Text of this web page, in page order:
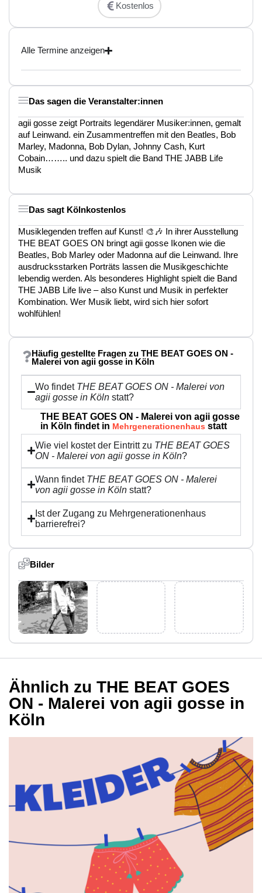
Kostenlos
Alle Termine anzeigen
Das sagen die Veranstalter:innen
agii gosse zeigt Portraits legendärer Musiker:innen, gemalt
auf Leinwand. ein Zusammentreffen mit den Beatles, Bob
Marley, Madonna, Bob Dylan, Johnny Cash, Kurt
Cobain…….. und dazu spielt die Band THE JABB Life
Musik
Das sagt Kölnkostenlos
Musiklegenden treffen auf Kunst! 🎨🎶 In ihrer Ausstellung
THE BEAT GOES ON bringt agii gosse Ikonen wie die
Beatles, Bob Marley oder Madonna auf die Leinwand. Ihre
ausdrucksstarken Porträts lassen die Musikgeschichte
lebendig werden. Als besonderes Highlight spielt die Band
THE JABB Life live – also Kunst und Musik in perfekter
Kombination. Wer Musik liebt, wird sich hier sofort
wohlfühlen!
Häufig gestellte Fragen zu THE BEAT GOES ON -
Malerei von agii gosse in Köln
Wo findet THE BEAT GOES ON - Malerei von
agii gosse in Köln statt?
THE BEAT GOES ON - Malerei von agii gosse
in Köln findet in Mehrgenerationenhaus statt
Wie viel kostet der Eintritt zu THE BEAT GOES
ON - Malerei von agii gosse in Köln?
Wann findet THE BEAT GOES ON - Malerei
von agii gosse in Köln statt?
Ist der Zugang zu Mehrgenerationenhaus
barrierefrei?
Bilder
Ähnlich zu THE BEAT GOES
ON - Malerei von agii gosse in
Köln